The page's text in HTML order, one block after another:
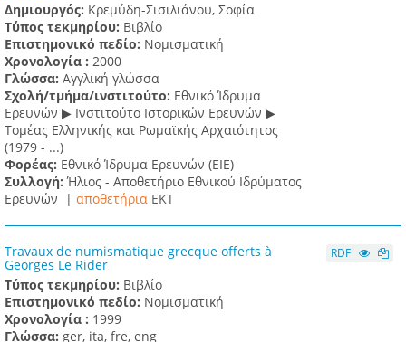
Δημιουργός: Κρεμύδη-Σισιλιάνου, Σοφία
Τύπος τεκμηρίου: Βιβλίο
Επιστημονικό πεδίο: Νομισματική
Χρονολογία : 2000
Γλώσσα: Αγγλική γλώσσα
Σχολή/τμήμα/ινστιτούτο: Εθνικό Ίδρυμα
Ερευνών ▶ Ινστιτούτο Ιστορικών Ερευνών ▶
Τομέας Ελληνικής και Ρωμαϊκής Αρχαιότητος
(1979 - ...)
Φορέας: Εθνικό Ίδρυμα Ερευνών (ΕΙΕ)
Συλλογή:Ήλιος - Αποθετήριο Εθνικού Ιδρύματος
Ερευνών | αποθετήρια EKT
Travaux de numismatique grecque offerts à
Georges Le Rider
Τύπος τεκμηρίου: Βιβλίο
Επιστημονικό πεδίο: Νομισματική
Χρονολογία : 1999
Γλώσσα: ger, ita, fre, eng
RDF